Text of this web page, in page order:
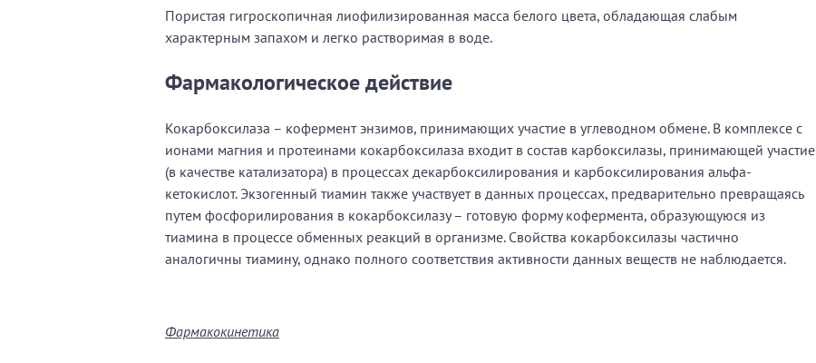
Пористая гигроскопичная лиофилизированная масса белого цвета, обладающая слабым
характерным запахом и легко растворимая в воде.
Фармакологическое действие
Кокарбоксилаза – кофермент энзимов, принимающих участие в углеводном обмене. В комплексе с
ионами магния и протеинами кокарбоксилаза входит в состав карбоксилазы, принимающей участие
(в качестве катализатора) в процессах декарбоксилирования и карбоксилирования альфа-
кетокислот. Экзогенный тиамин также участвует в данных процессах, предварительно превращаясь
путем фосфорилирования в кокарбоксилазу – готовую форму кофермента, образующуюся из
тиамина в процессе обменных реакций в организме. Свойства кокарбоксилазы частично
аналогичны тиамину, однако полного соответствия активности данных веществ не наблюдается.
Фармакокинетика